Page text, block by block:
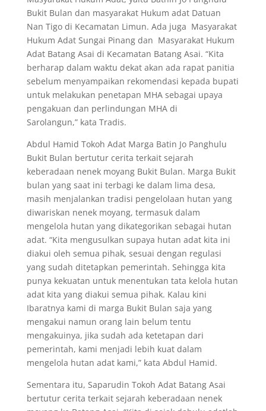
Bukit Bulan dan masyarakat Hukum adat Datuan
Nan Tigo di Kecamatan Limun. Ada juga Masyarakat
Hukum Adat Sungai Pinang dan Masyarakat Hukum
Adat Batang Asai di Kecamatan Batang Asai. “Kita
berharap dalam waktu dekat akan ada rapat panitia
sebelum menyampaikan rekomendasi kepada bupati
untuk melakukan penetapan MHA sebagai upaya
pengakuan dan perlindungan MHA di
Sarolangun,” kata Tradis.
Abdul Hamid Tokoh Adat Marga Batin Jo Panghulu
Bukit Bulan bertutur cerita terkait sejarah
keberadaan nenek moyang Bukit Bulan. Marga Bukit
bulan yang saat ini terbagi ke dalam lima desa,
masih menjalankan tradisi pengelolaan hutan yang
diwariskan nenek moyang, termasuk dalam
mengelola hutan yang dikategorikan sebagai hutan
adat. “Kita mengusulkan supaya hutan adat kita ini
diakui oleh semua pihak, sesuai dengan regulasi
yang sudah ditetapkan pemerintah. Sehingga kita
punya kekuatan untuk menentukan tata kelola hutan
adat kita yang diakui semua pihak. Kalau kini
Ibaratnya kami di marga Bukit Bulan saja yang
mengakui namun orang lain belum tentu
mengakuinya, jika sudah ada ketetapan dari
pemerintah, kami menjadi lebih kuat dalam
mengelola hutan adat kami,” kata Abdul Hamid.
Sementara itu, Saparudin Tokoh Adat Batang Asai
bertutur cerita terkait sejarah keberadaan nenek